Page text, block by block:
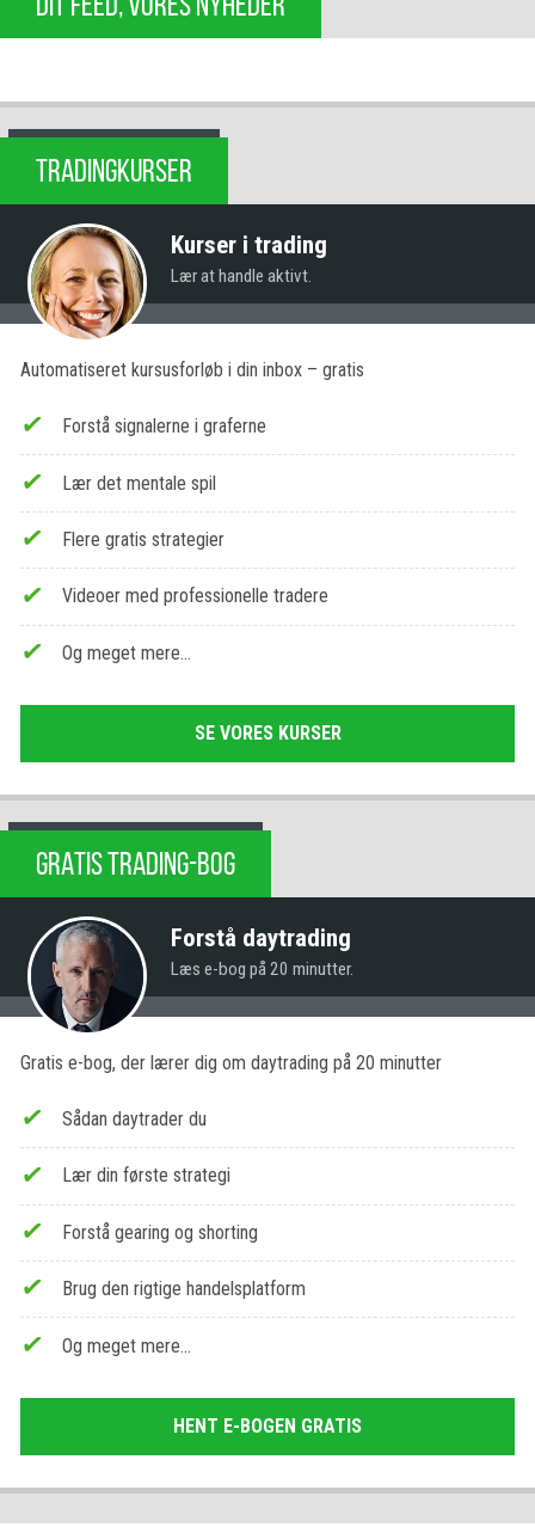
TRADINGKURSER
Kurser i trading
Lær at handle aktivt.
Automatiseret kursusforløb i din inbox – gratis
Forstå signalerne i graferne
Lær det mentale spil
Flere gratis strategier
Videoer med professionelle tradere
Og meget mere…
SE VORES KURSER
GRATIS TRADING-BOG
Forstå daytrading
Læs e-bog på 20 minutter.
Gratis e-bog, der lærer dig om daytrading på 20 minutter
Sådan daytrader du
Lær din første strategi
Forstå gearing og shorting
Brug den rigtige handelsplatform
Og meget mere…
HENT E-BOGEN GRATIS